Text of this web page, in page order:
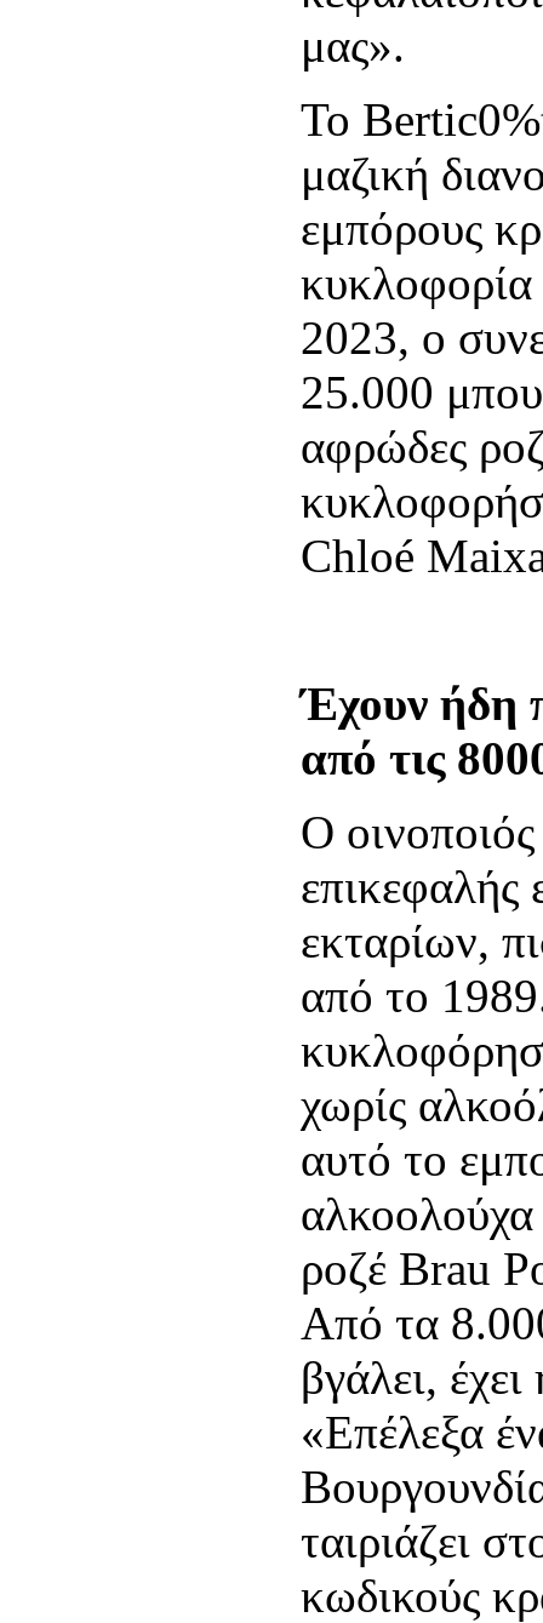
μας».
Το
μαζική
εμπόρους
2023, ο
25.000
αφρώδες
Chloé
Έχουν ήδη
από τις
Ο
επικεφαλής
εκταρίων,
από το
χωρίς
αυτό το
ροζέ Brau
Από τα
βγάλει,
«Επέλεξα
ταιριάζει
κωδικούς